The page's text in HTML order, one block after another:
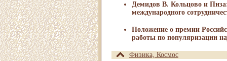
Демидов В. Кольцово и
международного
Положение о премии
работы по популяризации
Физика, Космос